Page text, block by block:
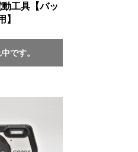
工具【バッ
です。